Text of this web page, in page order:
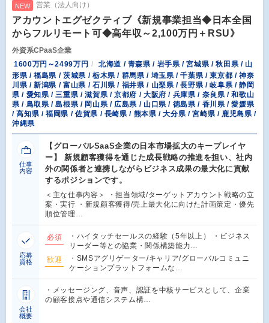
NEW 営業（法人向け）
アカウントエグゼクティブ《新規事業担当◆日本全国
からフルリモート可◆高年収～2,100万円＋RSU》
外資系CPaaS企業
1600万円～2499万円
北海道 / 青森県 / 岩手県 / 宮城県 / 秋田県 / 山
形県 / 福島県 / 茨城県 / 栃木県 / 群馬県 / 埼玉県 / 千葉県 / 東京都 / 神奈
川県 / 新潟県 / 富山県 / 石川県 / 福井県 / 山梨県 / 長野県 / 岐阜県 / 静岡
県 / 愛知県 / 三重県 / 滋賀県 / 京都府 / 大阪府 / 兵庫県 / 奈良県 / 和歌山
県 / 鳥取県 / 島根県 / 岡山県 / 広島県 / 山口県 / 徳島県 / 香川県 / 愛媛県
/ 高知県 / 福岡県 / 佐賀県 / 長崎県 / 熊本県 / 大分県 / 宮崎県 / 鹿児島県 /
沖縄県
仕事
内容
【グローバルSaaS企業の日本市場拡大のキープレイヤ
ー】 新規顧客獲得を通じた成長戦略の推進を担い、社内
外の関係者と連携しながらビジネス成果の最大化に貢献
するポジションです。
＜主な仕事内容＞ ・担当領域/ターゲットアカウント戦略の立
案・実行 ・新規顧客獲得/売上最大化に向けた計画策定・優先
順位管理…
応募
資格
必須
・ハイタッチセールスの経験（5年以上） ・ビジネス
リーダー等との協業・関係構築能力…
歓迎
・SMSアグリゲーター/キャリア/グローバルコミュニ
ケーションプラットフォームな…
会社
概要
・メッセージング、音声、認証を中核サービスとして、企業
の顧客接点や通信システム構…